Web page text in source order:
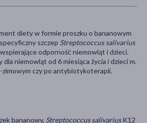
diety w formie proszku o bananowym
szczep Streptococcus salivarius
odporność niemowląt i dzieci.
niemowląt od 6 miesiąca życia i dzieci m.
czy po antybiotykoterapii.
bananowy, Streptococcus salivariusK12